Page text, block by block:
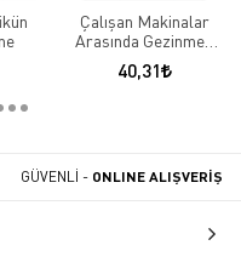
Çalışan Makinalar
Arasında Gezinmek
Yasaktır
40,31
GÜVENLİ - ONLINE ALIŞVERİŞ